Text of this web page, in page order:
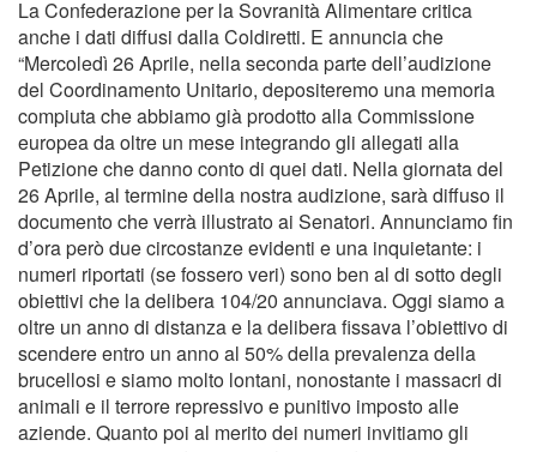
La Confederazione per la Sovranità Alimentare critica
anche i dati diffusi dalla Coldiretti. E annuncia che
“Mercoledì 26 Aprile, nella seconda parte dell’audizione
del Coordinamento Unitario, depositeremo una memoria
compiuta che abbiamo già prodotto alla Commissione
europea da oltre un mese integrando gli allegati alla
Petizione che danno conto di quei dati. Nella giornata del
26 Aprile, al termine della nostra audizione, sarà diffuso il
documento che verrà illustrato ai Senatori. Annunciamo fin
d’ora però due circostanze evidenti e una inquietante: i
numeri riportati (se fossero veri) sono ben al di sotto degli
obiettivi che la delibera 104/20 annunciava. Oggi siamo a
oltre un anno di distanza e la delibera fissava l’obiettivo di
scendere entro un anno al 50% della prevalenza della
brucellosi e siamo molto lontani, nonostante i massacri di
animali e il terrore repressivo e punitivo imposto alle
aziende. Quanto poi al merito dei numeri invitiamo gli